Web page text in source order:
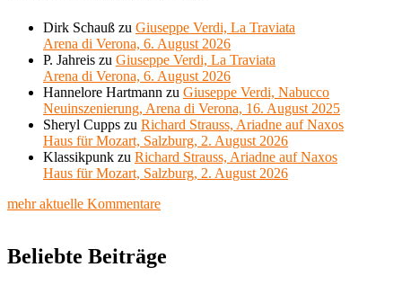
Dirk Schauß zu Giuseppe Verdi, La Traviata
Arena di Verona, 6. August 2026
P. Jahreis zu Giuseppe Verdi, La Traviata
Arena di Verona, 6. August 2026
Hannelore Hartmann zu Giuseppe Verdi, Nabucco
Neuinszenierung, Arena di Verona, 16. August 2025
Sheryl Cupps zu Richard Strauss, Ariadne auf Naxos
Haus für Mozart, Salzburg, 2. August 2026
Klassikpunk zu Richard Strauss, Ariadne auf Naxos
Haus für Mozart, Salzburg, 2. August 2026
mehr aktuelle Kommentare
Beliebte Beiträge